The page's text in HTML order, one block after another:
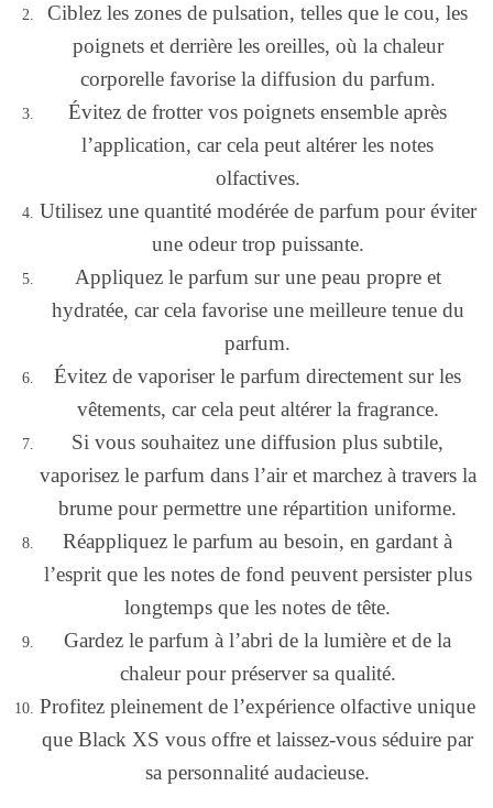
Ciblez les zones de pulsation, telles que le cou, les
poignets et derrière les oreilles, où la chaleur
corporelle favorise la diffusion du parfum.
Évitez de frotter vos poignets ensemble après
l’application, car cela peut altérer les notes
olfactives.
Utilisez une quantité modérée de parfum pour éviter
une odeur trop puissante.
Appliquez le parfum sur une peau propre et
hydratée, car cela favorise une meilleure tenue du
parfum.
Évitez de vaporiser le parfum directement sur les
vêtements, car cela peut altérer la fragrance.
Si vous souhaitez une diffusion plus subtile,
vaporisez le parfum dans l’air et marchez à travers la
brume pour permettre une répartition uniforme.
Réappliquez le parfum au besoin, en gardant à
l’esprit que les notes de fond peuvent persister plus
longtemps que les notes de tête.
Gardez le parfum à l’abri de la lumière et de la
chaleur pour préserver sa qualité.
Profitez pleinement de l’expérience olfactive unique
que Black XS vous offre et laissez-vous séduire par
sa personnalité audacieuse.